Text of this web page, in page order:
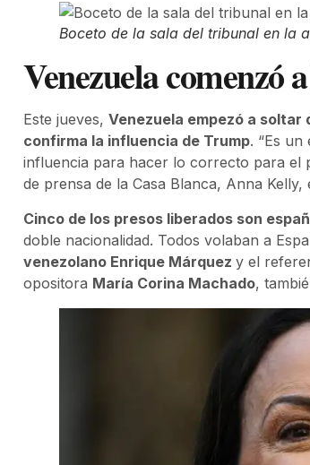
Boceto de la sala del tribunal en la
Venezuela comenzó
Este jueves, Venezuela empezó a soltar
confirma la influencia de Trump. “Es
influencia para hacer lo correcto para el
de prensa de la Casa Blanca, Anna
Cinco de los presos liberados son
doble nacionalidad. Todos volaban a
venezolano Enrique Márquez y el
opositora María Corina Machado,